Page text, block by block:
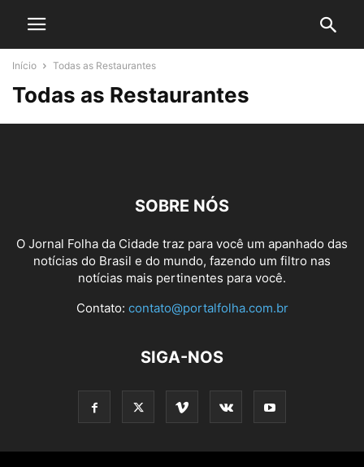
Início Todas as Restaurantes
Todas as Restaurantes
SOBRE NÓS
O Jornal Folha da Cidade traz para você um apanhado das
notícias do Brasil e do mundo, fazendo um filtro nas
notícias mais pertinentes para você.
Contato: contato@portalfolha.com.br
SIGA-NOS